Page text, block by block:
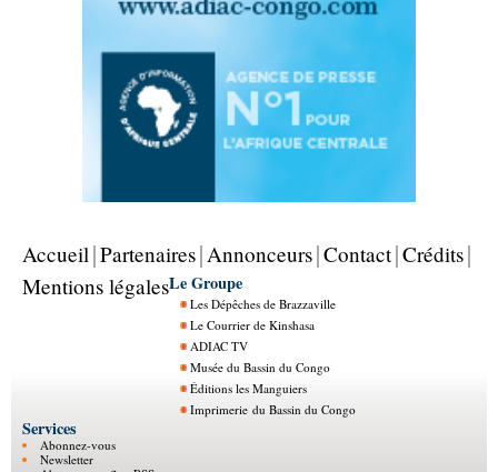
Accueil Partenaires Annonceurs Contact Crédits
Mentions légalesLe Groupe
Les Dépêches de Brazzaville
Le Courrier de Kinshasa
ADIAC TV
Musée du Bassin du Congo
Éditions les Manguiers
Imprimerie du Bassin du Congo
Services
Abonnez-vous
Newsletter